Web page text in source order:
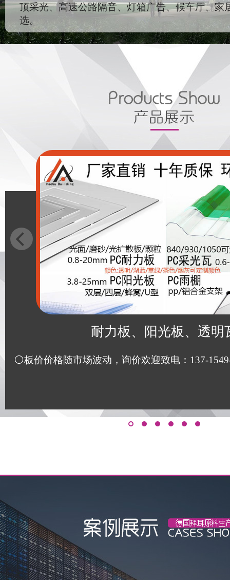
顶采光、高速公路隔音、灯箱广告、候车厅、家
选。
耐力板、阳光板、透明
⚪板价价格随市场波动，询价欢迎致电：137-